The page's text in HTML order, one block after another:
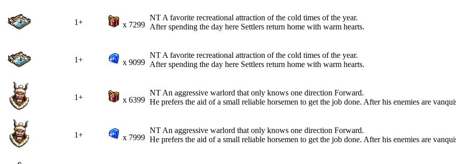
1+ x 7299
NT A favorite recreational attraction of the cold times of the year.
After spending the day here Settlers return home with warm hearts.
1+ x 9099
NT A favorite recreational attraction of the cold times of the year.
After spending the day here Settlers return home with warm hearts.
1+ x 6399
NT An aggressive warlord that only knows one direction Forward.
He prefers the aid of a small reliable horsemen to get the job done. After his enemies are
1+ x 7999
NT An aggressive warlord that only knows one direction Forward.
He prefers the aid of a small reliable horsemen to get the job done. After his enemies are